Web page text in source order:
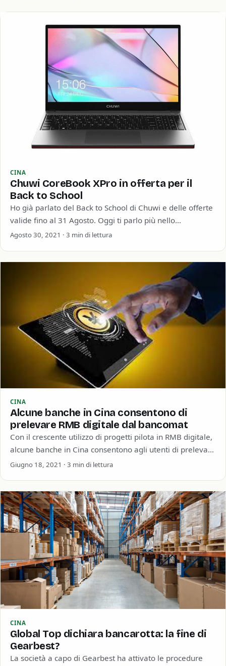
CINA
Chuwi CoreBook XPro in offerta per il
Back to School
Ho già parlato del Back to School di Chuwi e delle offerte
valide fino al 31 Agosto. Oggi ti parlo più nello…
Agosto 30, 2021 · 3 min di lettura
CINA
Alcune banche in Cina consentono di
prelevare RMB digitale dal bancomat
Con il crescente utilizzo di progetti pilota in RMB digitale,
alcune banche in Cina consentono agli utenti di prelevare
contanti dal loro…
Giugno 18, 2021 · 3 min di lettura
CINA
Global Top dichiara bancarotta: la fine di
Gearbest?
La società a capo di Gearbest ha attivato le procedure